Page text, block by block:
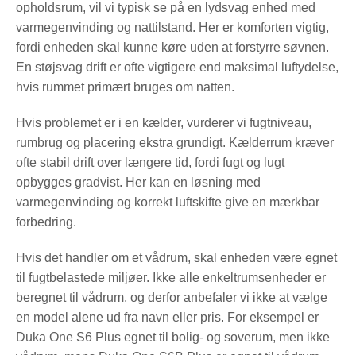
opholdsrum, vil vi typisk se på en lydsvag enhed med
varmegenvinding og nattilstand. Her er komforten vigtig,
fordi enheden skal kunne køre uden at forstyrre søvnen.
En støjsvag drift er ofte vigtigere end maksimal luftydelse,
hvis rummet primært bruges om natten.
Hvis problemet er i en kælder, vurderer vi fugtniveau,
rumbrug og placering ekstra grundigt. Kælderrum kræver
ofte stabil drift over længere tid, fordi fugt og lugt
opbygges gradvist. Her kan en løsning med
varmegenvinding og korrekt luftskifte give en mærkbar
forbedring.
Hvis det handler om et vådrum, skal enheden være egnet
til fugtbelastede miljøer. Ikke alle enkeltrumsenheder er
beregnet til vådrum, og derfor anbefaler vi ikke at vælge
en model alene ud fra navn eller pris. For eksempel er
Duka One S6 Plus egnet til bolig- og soverum, men ikke